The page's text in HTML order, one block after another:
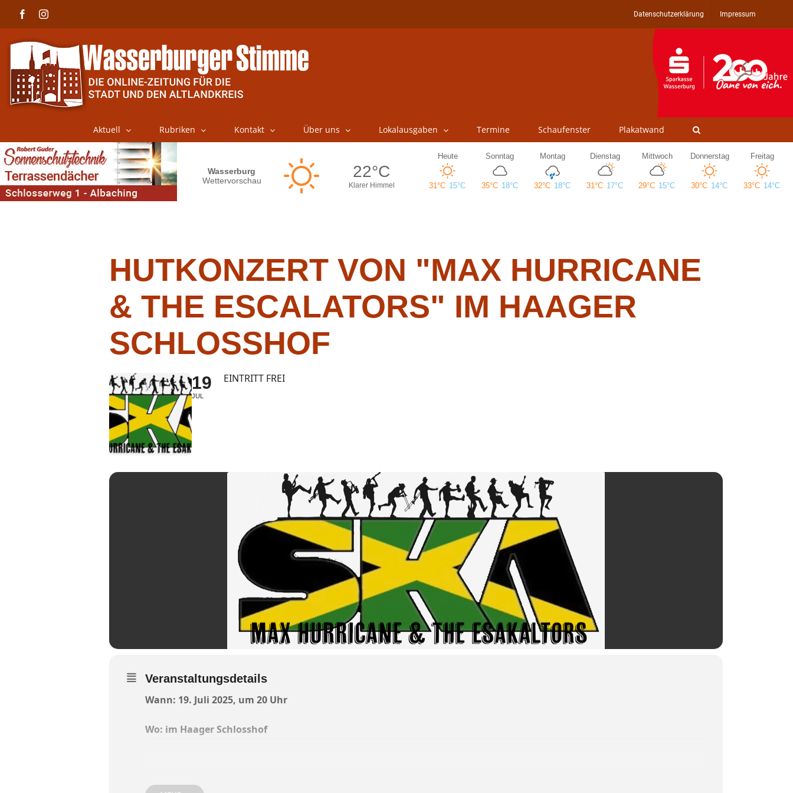
FacebookInstagram Datenschutzerklärung Impressum
Aktuell Rubriken Kontakt Über uns Lokalausgaben Termine Schaufenster Plakatwand
HUTKONZERT VON "MAX HURRICANE
& THE ESCALATORS" IM HAAGER
SCHLOSSHOF
19
JUL
EINTRITT FREI
Veranstaltungsdetails
Wann: 19. Juli 2025, um 20 Uhr
Wo: im Haager Schlosshof
Wasserburgs einzige und beste SKA-Band Max Hurricane & the eSKAlators. SKA, Rocksteady und Reggae, wie sie in den